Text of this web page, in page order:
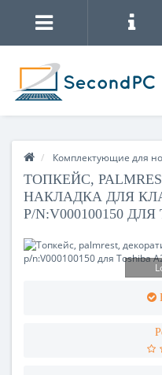
Комплектующие для
ТОПКЕЙС,
НАКЛАДКА ДЛЯ
P/N:V000100150 ДЛЯ